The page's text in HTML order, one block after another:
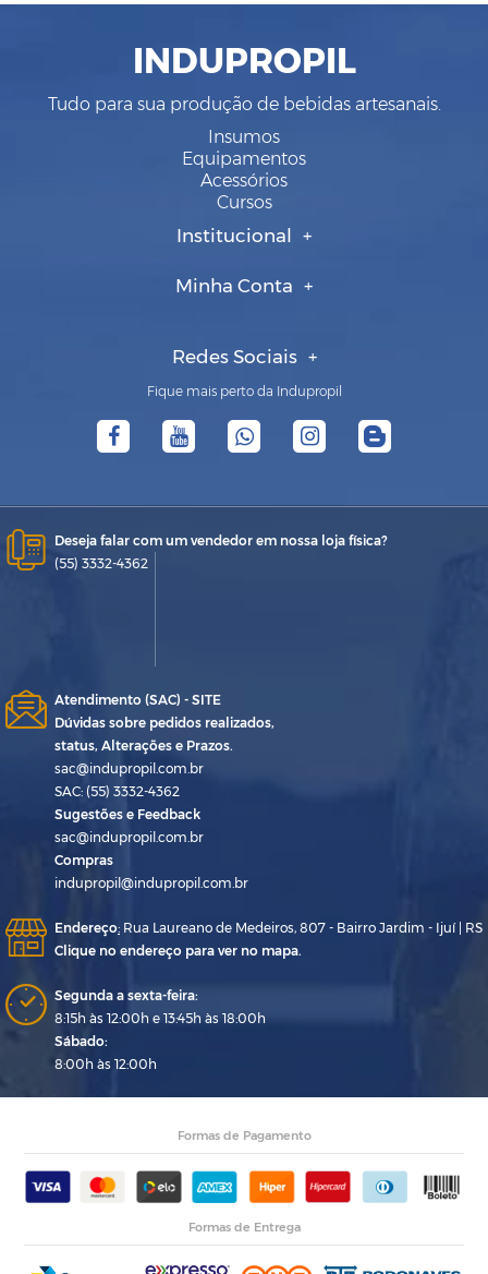
INDUPROPIL
Tudo para sua produção de bebidas artesanais.
Insumos
Equipamentos
Acessórios
Cursos
Institucional
Minha Conta
Redes Sociais
Fique mais perto da Indupropil
Deseja falar com um vendedor em nossa loja física?
(55) 3332-4362
Atendimento (SAC) - SITE
Dúvidas sobre pedidos realizados,
status, Alterações e Prazos.
sac@indupropil.com.br
SAC: (55) 3332-4362
Sugestões e Feedback
sac@indupropil.com.br
Compras
indupropil@indupropil.com.br
Endereço: Rua Laureano de Medeiros, 807 - Bairro Jardim - Ijuí | RS
Clique no endereço para ver no mapa.
Segunda a sexta-feira:
8:15h às 12:00h e 13:45h às 18:00h
Sábado:
8:00h às 12:00h
Formas de Pagamento
Formas de Entrega